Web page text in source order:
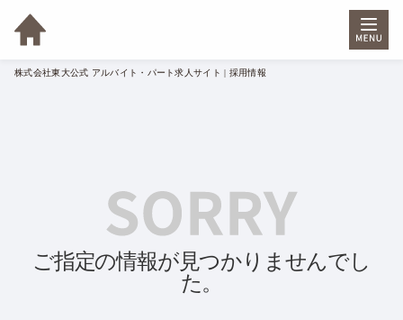
株式会社東大公式 アルバイト・パート求人サイト | 採用情報
ご指定の情報が見つかりませんでし
た。